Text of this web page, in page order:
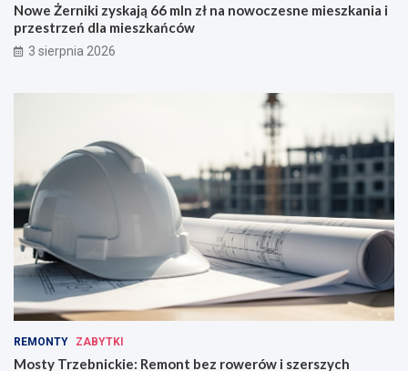
Nowe Żerniki zyskają 66 mln zł na nowoczesne mieszkania i
przestrzeń dla mieszkańców
3 sierpnia 2026
REMONTY ZABYTKI
Mosty Trzebnickie: Remont bez rowerów i szerszych